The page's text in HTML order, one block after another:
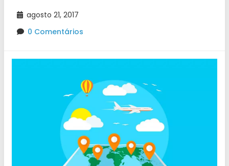
agosto 21, 2017
0 Comentários